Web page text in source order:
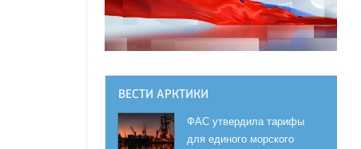
ВЕСТИ АРКТИКИ
ФАС утвердила тарифы
для единого морского